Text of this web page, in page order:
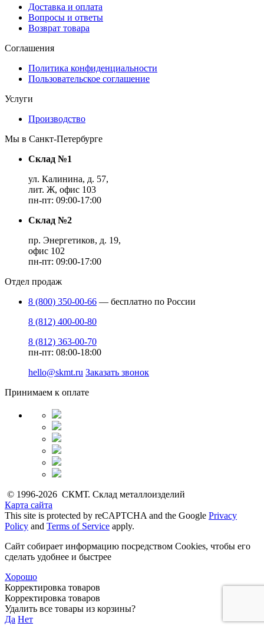
Доставка и оплата
Вопросы и ответы
Возврат товара
Соглашения
Политика конфиденциальности
Пользовательское соглашение
Услуги
Производство
Мы в Санкт-Петербурге
Склад №1
ул. Калинина, д. 57,
лит. Ж, офис 103
пн-пт: 09:00-17:00
Склад №2
пр. Энергетиков, д. 19,
офис 102
пн-пт: 09:00-17:00
Отдел продаж
8 (800) 350-00-66 — бесплатно по России
8 (812) 400-00-80
8 (812) 363-00-70
пн-пт: 08:00-18:00
hello@skmt.ru Заказать звонок
Принимаем к оплате
© 1996-2026 СКМТ. Склад металлоизделий
Карта сайта
This site is protected by reCAPTCHA and the Google Privacy
Policy and Terms of Service apply.
Сайт собирает информацию посредством Cookies, чтобы его
сделать удобнее и быстрее
Хорошо
Корректировка товаров
Корректировка товаров
Удалить все товары из корзины?
Да Нет